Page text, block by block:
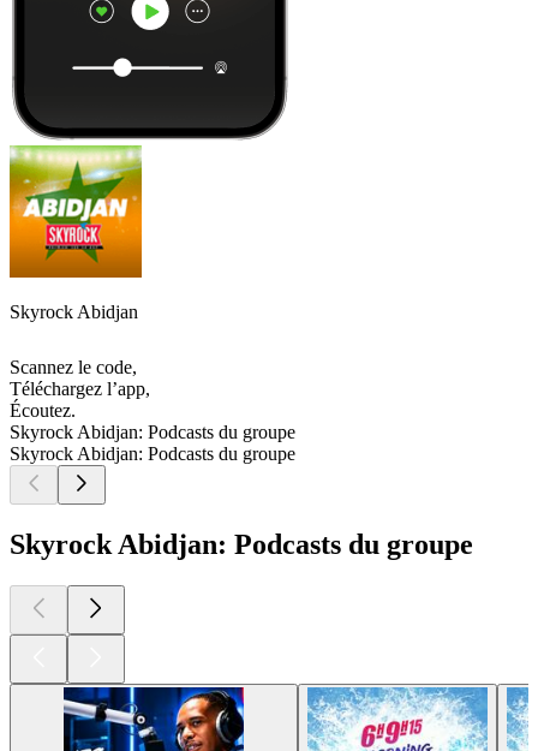
Skyrock Abidjan
Scannez le code,
Téléchargez l’app,
Écoutez.
Skyrock Abidjan: Podcasts du groupe
Skyrock Abidjan: Podcasts du groupe
Skyrock Abidjan: Podcasts du groupe